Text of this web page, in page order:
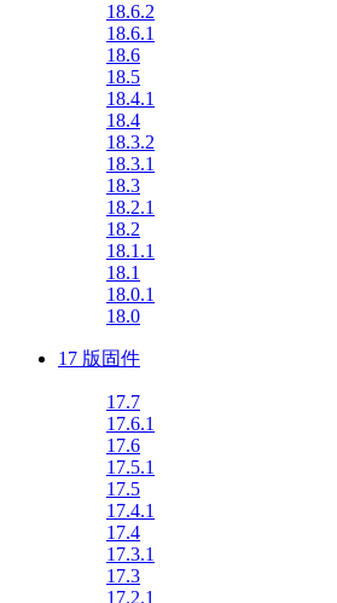
18.6.2
18.6.1
18.6
18.5
18.4.1
18.4
18.3.2
18.3.1
18.3
18.2.1
18.2
18.1.1
18.1
18.0.1
18.0
17 版固件
17.7
17.6.1
17.6
17.5.1
17.5
17.4.1
17.4
17.3.1
17.3
17.2.1